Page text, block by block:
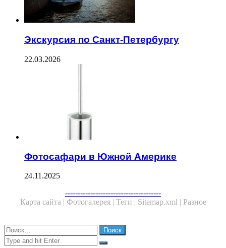
Экскурсия по Санкт-Петербургу
22.03.2026
Фотосафари в Южной Америке
24.11.2025
--------------------------------------
Карта сайта | Фотогалерея | Теги | Sitemap.xml | Разное
Close
Найти:
Close
Search